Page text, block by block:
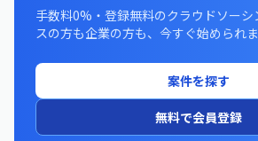
手数料0%・登録無料のクラウドソーシ
スの方も企業の方も、今すぐ始められま
案件を探す
無料で会員登録